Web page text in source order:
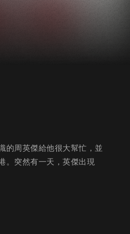
的周英傑給他很大幫忙，並
。突然有一天，英傑出現